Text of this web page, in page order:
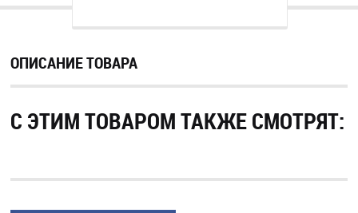
ОПИСАНИЕ ТОВАРА
С ЭТИМ ТОВАРОМ ТАКЖЕ СМОТРЯТ: